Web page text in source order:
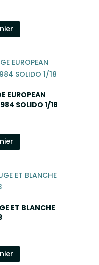
SOLIDO 1/18
ET BLANCHE